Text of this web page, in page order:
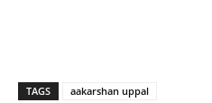
TAGS
aakarshan uppal